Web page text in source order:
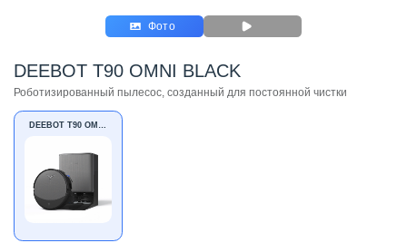
Фото
DEEBOT T90 OMNI BLACK
Роботизированный пылесос, созданный для постоянной чистки
DEEBOT T90 OMNI